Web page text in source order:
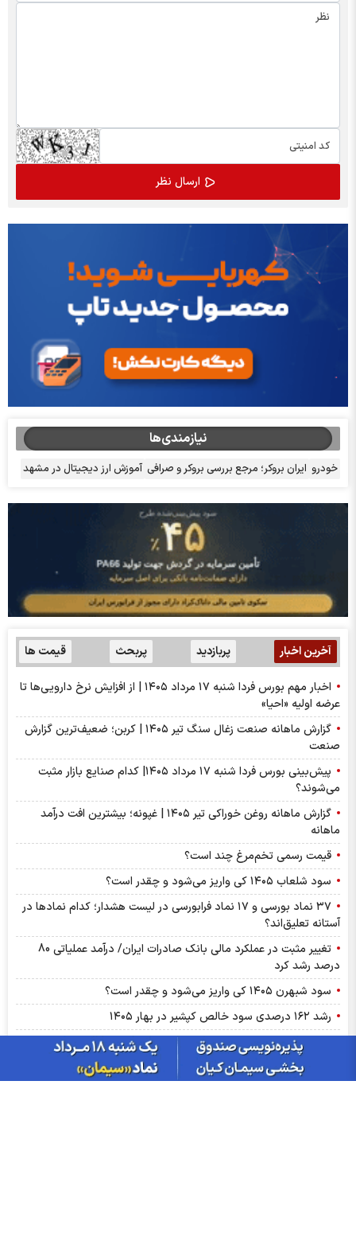
نیازمندی‌ها
خودرو ایران بروکر؛ مرجع بررسی بروکر و صرافی آموزش ارز دیجیتال در مشهد
آخرین اخبار پربازدید پربحث قیمت ها
اخبار مهم بورس فردا شنبه ۱۷ مرداد ۱۴۰۵ | از افزایش نرخ دارویی‌ها تا
عرضه اولیه «احیا»
گزارش ماهانه صنعت زغال سنگ تیر ۱۴۰۵ | کربن؛ ضعیف‌ترین گزارش
صنعت
پیش‌بینی بورس فردا شنبه ۱۷ مرداد ۱۴۰۵| کدام صنایع بازار مثبت
می‌شوند؟
گزارش ماهانه روغن خوراکی تیر ۱۴۰۵ | غپونه؛ بیشترین افت درآمد
ماهانه
قیمت رسمی تخم‌مرغ چند است؟
سود شلعاب ۱۴۰۵ کی واریز می‌شود و چقدر است؟
۳۷ نماد بورسی و ۱۷ نماد فرابورسی در لیست هشدار؛ کدام نماد‌ها در
آستانه تعلیق‌اند؟
تغییر مثبت در عملکرد مالی بانک صادرات ایران/ درآمد عملیاتی 80
درصد رشد کرد
سود شبهرن ۱۴۰۵ کی واریز می‌شود و چقدر است؟
رشد ۱۶۲ درصدی سود خالص کپشیر در بهار ۱۴۰۵
توقف اجرای دستورالعمل نحوه احراز صلاحیت مدیران عامل
پشت پرده تولید روزانه ۲۰ تن فنر در خگلپا